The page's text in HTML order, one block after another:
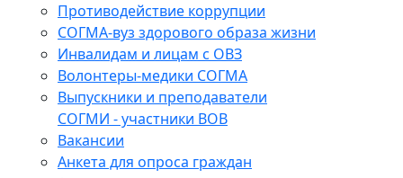
Противодействие коррупции
СОГМА-вуз здорового образа жизни
Инвалидам и лицам с ОВЗ
Волонтеры-медики СОГМА
Выпускники и преподаватели
СОГМИ - участники ВОВ
Вакансии
Анкета для опроса граждан